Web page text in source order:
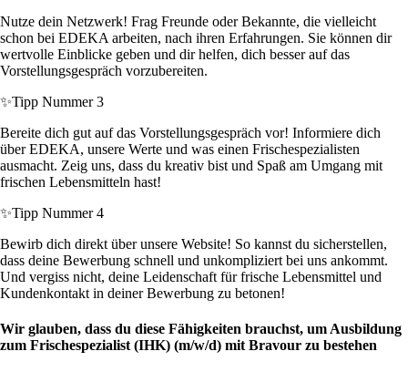
Nutze dein Netzwerk! Frag Freunde oder Bekannte, die vielleicht
schon bei EDEKA arbeiten, nach ihren Erfahrungen. Sie können dir
wertvolle Einblicke geben und dir helfen, dich besser auf das
Vorstellungsgespräch vorzubereiten.
✨Tipp Nummer 3
Bereite dich gut auf das Vorstellungsgespräch vor! Informiere dich
über EDEKA, unsere Werte und was einen Frischespezialisten
ausmacht. Zeig uns, dass du kreativ bist und Spaß am Umgang mit
frischen Lebensmitteln hast!
✨Tipp Nummer 4
Bewirb dich direkt über unsere Website! So kannst du sicherstellen,
dass deine Bewerbung schnell und unkompliziert bei uns ankommt.
Und vergiss nicht, deine Leidenschaft für frische Lebensmittel und
Kundenkontakt in deiner Bewerbung zu betonen!
Wir glauben, dass du diese Fähigkeiten brauchst, um Ausbildung
zum Frischespezialist (IHK) (m/w/d) mit Bravour zu bestehen